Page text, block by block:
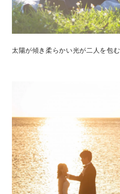
太陽が傾き柔らかい光が二人を包む